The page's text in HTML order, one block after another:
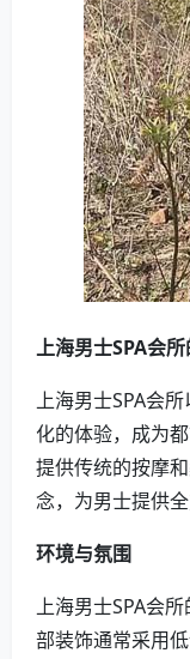
上海男士SPA会
上海男士SPA会
化的体验，成为
提供传统的按摩
念，为男士提供
环境与氛围
上海男士SPA会
部装饰通常采用